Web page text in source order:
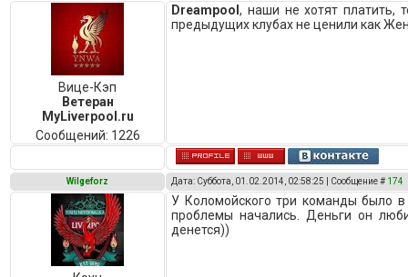
Вице-Кэп
Ветеран
MyLiverpool.ru
Сообщений: 1226
Dreampool, наши не хотят платить,
предыдущих клубах не ценили как
Wilgeforz Дата: Суббота, 01.02.2014, 02:58:25 | Сообщение # 174
У Коломойского три команды было
проблемы начались. Деньги он
денется))